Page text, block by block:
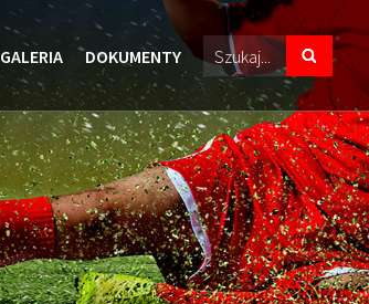
GALERIA DOKUMENTY